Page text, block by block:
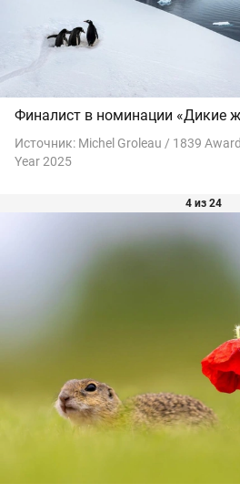
Финалист в номинации «Дикие
Источник: Michel Groleau / 1839
Year 2025
4 из 24